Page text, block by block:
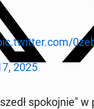
2025
spo­koj­nie" w